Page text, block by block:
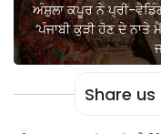
ਅੰਸ਼ੁਲਾ ਕਪੂਰ ਨੇ ਪ੍ਰੀ-
‘ਪੰਜਾਬੀ ਕੁੜੀ ਹੋਣ ਦੇ ਨਾਤੇ
Share us